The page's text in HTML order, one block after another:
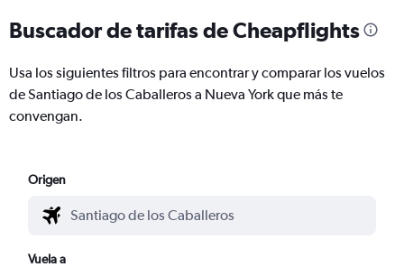
Buscador de tarifas de Cheapflights
Usa los siguientes filtros para encontrar y comparar los vuelos
de Santiago de los Caballeros a Nueva York que más te
convengan.
Origen
Vuela a